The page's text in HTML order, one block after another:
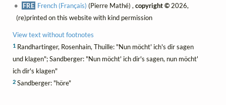
FRE French (Français) (Pierre Mathé) ,copyright © 2026,
(re)printed on this website with kind permission
View text without footnotes
1Randhartinger, Rosenhain, Thuille: "Nun möcht' ich's dir sagen
und klagen"; Sandberger: "Nun möcht' ich dir's sagen, nun möcht'
ich dir's klagen"
2Sandberger: "höre"